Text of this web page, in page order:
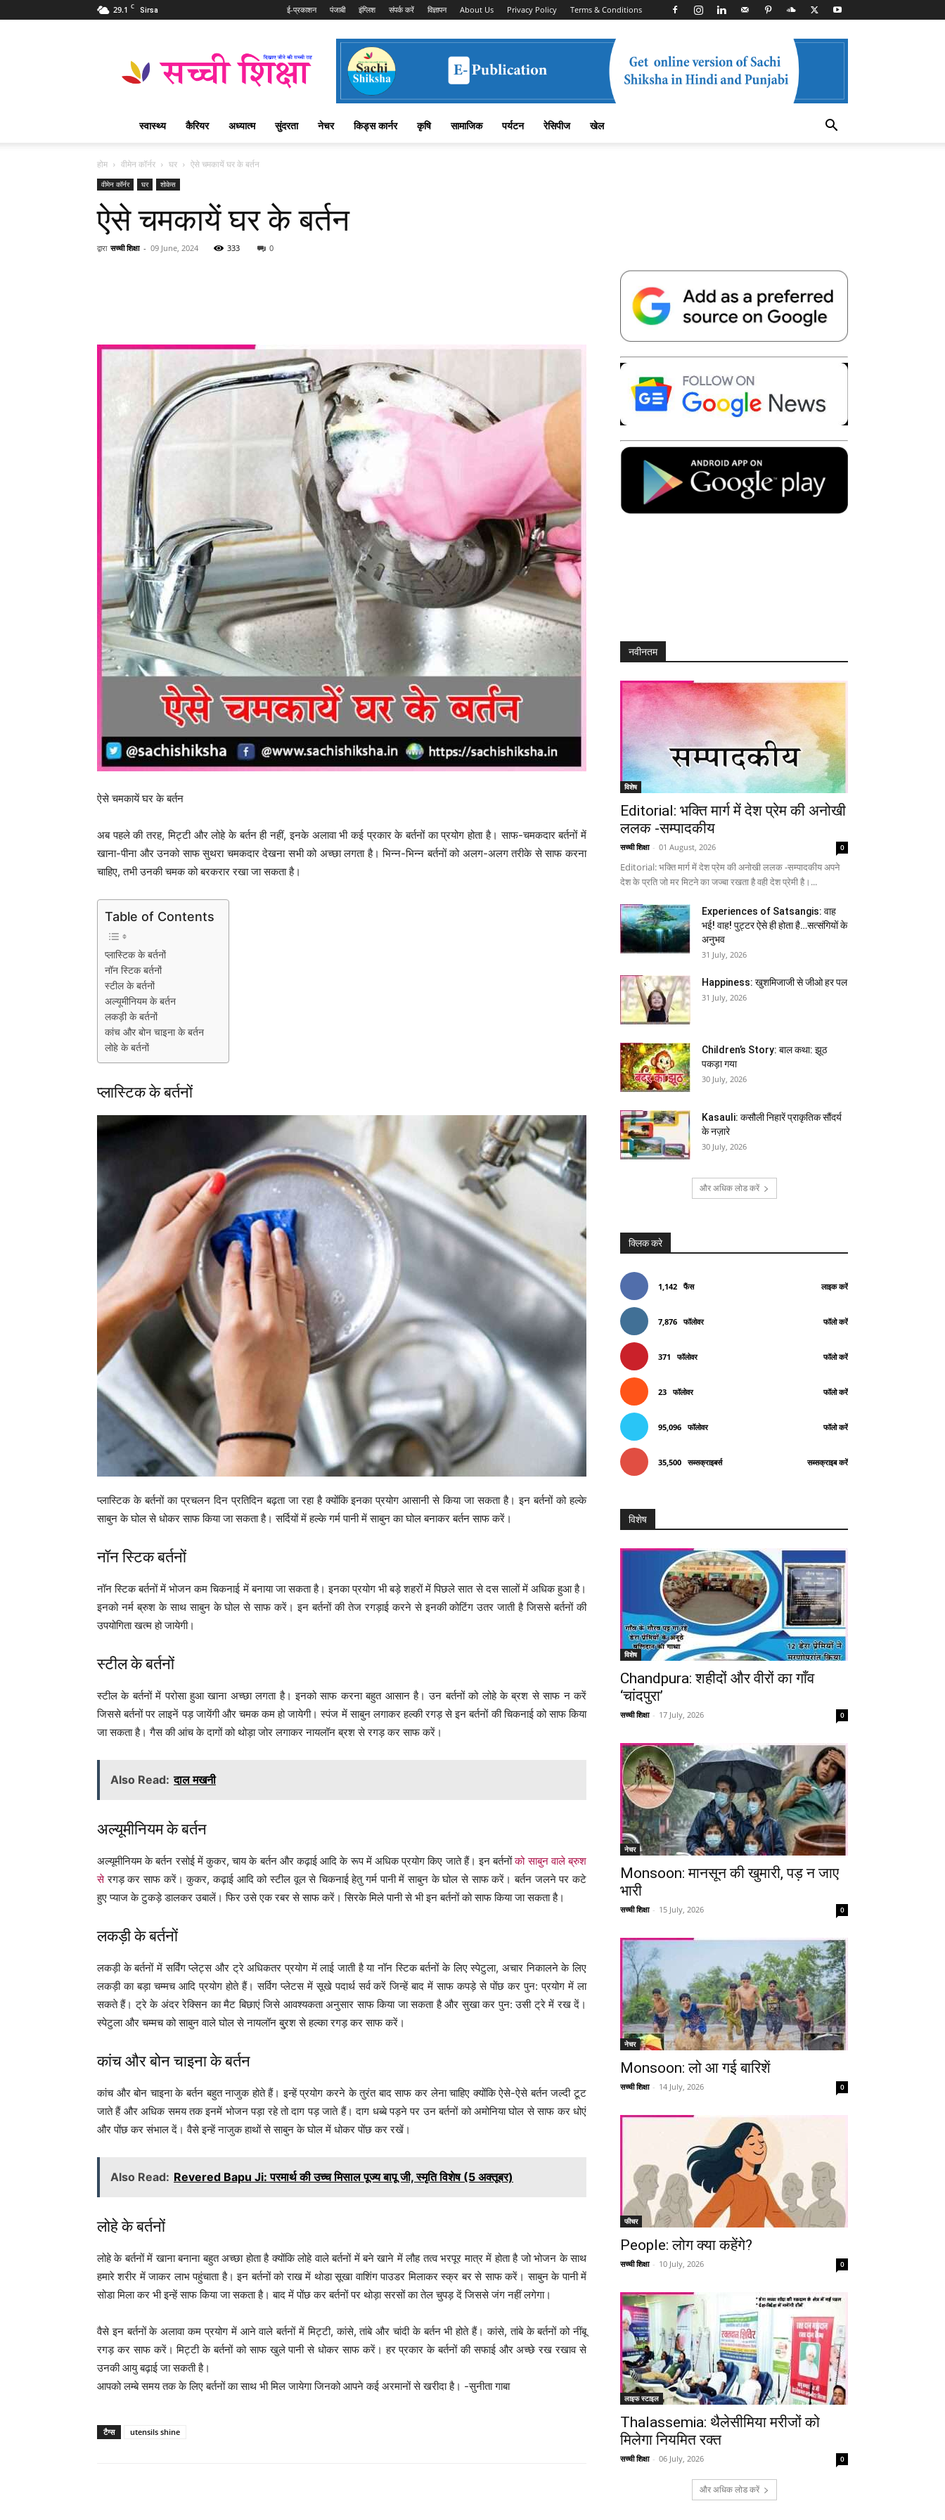
29.1 C Sirsa ई-प्रकाशन पंजाबी इंग्लिश संपर्क करें विज्ञापन About Us Privacy Policy Terms & Conditions
Shiksha
शिक्षा
पत्रिका
स्वास्थ्य कैरियर अध्यात्म सुंदरता नेचर किड्स कार्नर कृषि सामाजिक पर्यटन रेसिपीज खेल
होम वीमेन कॉर्नर घर ऐसे चमकायें घर के बर्तन
वीमेन कॉर्नर घर शोकेस
ऐसे चमकायें घर के बर्तन
द्वारा सच्ची शिक्षा - 09 June, 2024 333 0
Telegram Copy URL
ऐसे चमकायें घर के बर्तन
अब पहले की तरह, मिट्टी और लोहे के बर्तन ही नहीं, इनके अलावा भी कई प्रकार के बर्तनों का प्रयोग होता है। साफ-चमकदार बर्तनों में
खाना-पीना और उनको साफ सुथरा चमकदार देखना सभी को अच्छा लगता है। भिन्न-भिन्न बर्तनों को अलग-अलग तरीके से साफ करना
चाहिए, तभी उनकी चमक को बरकरार रखा जा सकता है।
Table of Contents
प्लास्टिक के बर्तनों
नॉन स्टिक बर्तनों
स्टील के बर्तनों
अल्यूमीनियम के बर्तन
लकड़ी के बर्तनों
कांच और बोन चाइना के बर्तन
लोहे के बर्तनों
प्लास्टिक के बर्तनों
प्लास्टिक के बर्तनों का प्रचलन दिन प्रतिदिन बढ़ता जा रहा है क्योंकि इनका प्रयोग आसानी से किया जा सकता है। इन बर्तनों को हल्के
साबुन के घोल से धोकर साफ किया जा सकता है। सर्दियों में हल्के गर्म पानी में साबुन का घोल बनाकर बर्तन साफ करें।
नॉन स्टिक बर्तनों
नॉन स्टिक बर्तनों में भोजन कम चिकनाई में बनाया जा सकता है। इनका प्रयोग भी बड़े शहरों में पिछले सात से दस सालों में अधिक हुआ है।
इनको नर्म ब्रुश के साथ साबुन के घोल से साफ करें। इन बर्तनों की तेज रगड़ाई करने से इनकी कोटिंग उतर जाती है जिससे बर्तनों की
उपयोगिता खत्म हो जायेगी।
स्टील के बर्तनों
स्टील के बर्तनों में परोसा हुआ खाना अच्छा लगता है। इनको साफ करना बहुत आसान है। उन बर्तनों को लोहे के ब्रश से साफ न करें
जिससे बर्तनों पर लाइनें पड़ जायेंगी और चमक कम हो जायेगी। स्पंज में साबुन लगाकर हल्की रगड़ से इन बर्तनों की चिकनाई को साफ किया
जा सकता है। गैस की आंच के दागों को थोड़ा जोर लगाकर नायलॉन ब्रश से रगड़ कर साफ करें।
Also Read: दाल मखनी
अल्यूमीनियम के बर्तन
अल्यूमीनियम के बर्तन रसोई में कुकर, चाय के बर्तन और कढ़ाई आदि के रूप में अधिक प्रयोग किए जाते हैं। इन बर्तनोंको साबुन वाले ब्रुश
सेरगड़ कर साफ करें। कुकर, कढ़ाई आदि को स्टील वूल से चिकनाई हेतु गर्म पानी में साबुन के घोल से साफ करें। बर्तन जलने पर कटे
हुए प्याज के टुकड़े डालकर उबालें। फिर उसे एक रबर से साफ करें। सिरके मिले पानी से भी इन बर्तनों को साफ किया जा सकता है।
लकड़ी के बर्तनों
लकड़ी के बर्तनों में सर्विंग प्लेट्स और ट्रे अधिकतर प्रयोग में लाई जाती है या नॉन स्टिक बर्तनों के लिए स्पेटुला, अचार निकालने के लिए
लकड़ी का बड़ा चम्मच आदि प्रयोग होते हैं। सर्विग प्लेटस में सूखे पदार्थ सर्व करें जिन्हें बाद में साफ कपड़े से पोंछ कर पुन: प्रयोग में ला
सकते हैं। ट्रे के अंदर रेक्सिन का मैट बिछाएं जिसे आवश्यकता अनुसार साफ किया जा सकता है और सुखा कर पुन: उसी ट्रे में रख दें।
स्पेटुला और चम्मच को साबुन वाले घोल से नायलॉन बु्रश से हल्का रगड़ कर साफ करें।
कांच और बोन चाइना के बर्तन
कांच और बोन चाइना के बर्तन बहुत नाजुक होते हैं। इन्हें प्रयोग करने के तुरंत बाद साफ कर लेना चाहिए क्योंकि ऐसे-ऐसे बर्तन जल्दी टूट
जाते हैं और अधिक समय तक इनमें भोजन पड़ा रहे तो दाग पड़ जाते हैं। दाग धब्बे पड़ने पर उन बर्तनों को अमोनिया घोल से साफ कर धोएं
और पोंछ कर संभाल दें। वैसे इन्हें नाजुक हाथों से साबुन के घोल में धोकर पोंछ कर रखें।
Also Read: Revered Bapu Ji: परमार्थ की उच्च मिसाल पूज्य बापू जी, स्मृति विशेष (5 अक्तूबर)
लोहे के बर्तनों
लोहे के बर्तनों में खाना बनाना बहुत अच्छा होता है क्योंकि लोहे वाले बर्तनों में बने खाने में लौह तत्व भरपूर मात्र में होता है जो भोजन के साथ
हमारे शरीर में जाकर लाभ पहुंचाता है। इन बर्तनों को राख में थोडा सूखा वाशिंग पाउडर मिलाकर स्क्र बर से साफ करें। साबुन के पानी में
सोडा मिला कर भी इन्हें साफ किया जा सकता है। बाद में पोंछ कर बर्तनों पर थोड़ा सरसों का तेल चुपड़ दें जिससे जंग नहीं लगेगा।
वैसे इन बर्तनों के अलावा कम प्रयोग में आने वाले बर्तनों में मिट्टी, कांसे, तांबे और चांदी के बर्तन भी होते हैं। कांसे, तांबे के बर्तनों को नींबू
रगड़ कर साफ करें। मिट्टी के बर्तनों को साफ खुले पानी से धोकर साफ करें। हर प्रकार के बर्तनों की सफाई और अच्छे रख रखाव से
उनकी आयु बढ़ाई जा सकती है।
आपको लम्बे समय तक के लिए बर्तनों का साथ भी मिल जायेगा जिनको आपने कई अरमानों से खरीदा है। -सुनीता गाबा
टैग्स utensils shine
नवीनतम
विशेष
Editorial: भक्ति मार्ग में देश प्रेम की अनोखी
ललक -सम्पादकीय
सच्ची शिक्षा - 01 August, 2026 0
Editorial: भक्ति मार्ग में देश प्रेम की अनोखी ललक -सम्पादकीय अपने
देश के प्रति जो मर मिटने का जज्बा रखता है वही देश प्रेमी है।...
Experiences of Satsangis: वाह
भई! वाह! पुट्टर ऐसे ही होता है…सत्संगियों के
अनुभव
31 July, 2026
Happiness: खुशमिजाजी से जीओ हर पल
31 July, 2026
Children’s Story: बाल कथा: झूठ
पकड़ा गया
30 July, 2026
Kasauli: कसौली निहारें प्राकृतिक सौंदर्य
के नज़ारे
30 July, 2026
और अधिक लोड करें
क्लिक करे
1,142 फैंस लाइक करें
7,876 फॉलोवर फॉलो करें
371 फॉलोवर फॉलो करें
23 फॉलोवर फॉलो करें
95,096 फॉलोवर फॉलो करें
35,500 सब्सक्राइबर्स सब्सक्राइब करें
विशेष
विशेष
Chandpura: शहीदों और वीरों का गाँव
‘चांदपुरा’
सच्ची शिक्षा - 17 July, 2026 0
नेचर
Monsoon: मानसून की खुमारी, पड़ न जाए
भारी
सच्ची शिक्षा - 15 July, 2026 0
नेचर
Monsoon: लो आ गई बारिशें
सच्ची शिक्षा - 14 July, 2026 0
फीचर
People: लोग क्या कहेंगे?
सच्ची शिक्षा - 10 July, 2026 0
लाइफ स्टाइल
Thalassemia: थैलेसीमिया मरीजों को
मिलेगा नियमित रक्त
सच्ची शिक्षा - 06 July, 2026 0
और अधिक लोड करें